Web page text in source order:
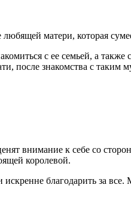
матери, которая
с ее семьей, а
после знакомства с таким
внимание к себе со
королевой.
благодарить за все.